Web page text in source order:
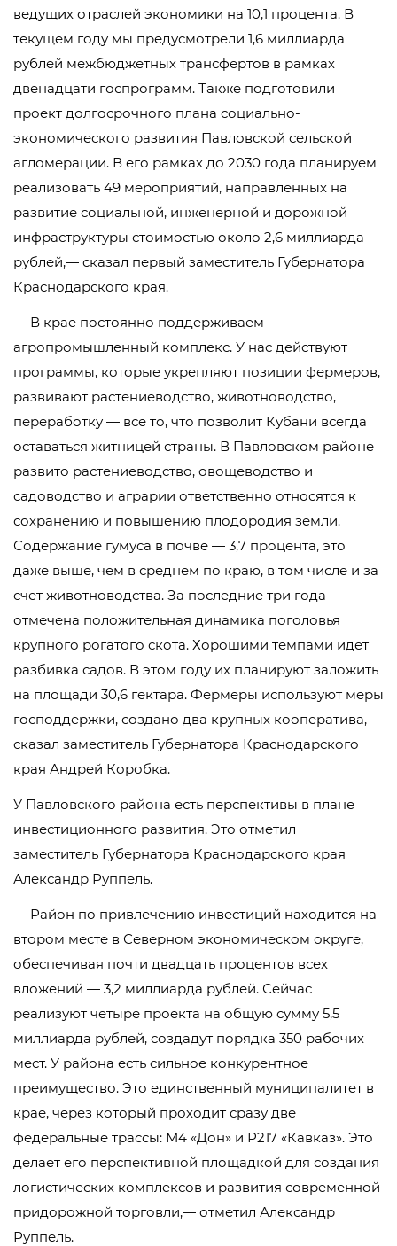
ведущих отраслей экономики на 10,1 процента. В
текущем году мы предусмотрели 1,6 миллиарда
рублей межбюджетных трансфертов в рамках
двенадцати госпрограмм. Также подготовили
проект долгосрочного плана социально-
экономического развития Павловской сельской
агломерации. В его рамках до 2030 года планируем
реализовать 49 мероприятий, направленных на
развитие социальной, инженерной и дорожной
инфраструктуры стоимостью около 2,6 миллиарда
рублей,— сказал первый заместитель Губернатора
Краснодарского края.
— В крае постоянно поддерживаем
агропромышленный комплекс. У нас действуют
программы, которые укрепляют позиции фермеров,
развивают растениеводство, животноводство,
переработку — всё то, что позволит Кубани всегда
оставаться житницей страны. В Павловском районе
развито растениеводство, овощеводство и
садоводство и аграрии ответственно относятся к
сохранению и повышению плодородия земли.
Содержание гумуса в почве — 3,7 процента, это
даже выше, чем в среднем по краю, в том числе и за
счет животноводства. За последние три года
отмечена положительная динамика поголовья
крупного рогатого скота. Хорошими темпами идет
разбивка садов. В этом году их планируют заложить
на площади 30,6 гектара. Фермеры используют меры
господдержки, создано два крупных кооператива,—
сказал заместитель Губернатора Краснодарского
края Андрей Коробка.
У Павловского района есть перспективы в плане
инвестиционного развития. Это отметил
заместитель Губернатора Краснодарского края
Александр Руппель.
— Район по привлечению инвестиций находится на
втором месте в Северном экономическом округе,
обеспечивая почти двадцать процентов всех
вложений — 3,2 миллиарда рублей. Сейчас
реализуют четыре проекта на общую сумму 5,5
миллиарда рублей, создадут порядка 350 рабочих
мест. У района есть сильное конкурентное
преимущество. Это единственный муниципалитет в
крае, через который проходит сразу две
федеральные трассы: М4 «Дон» и Р217 «Кавказ». Это
делает его перспективной площадкой для создания
логистических комплексов и развития современной
придорожной торговли,— отметил Александр
Руппель.